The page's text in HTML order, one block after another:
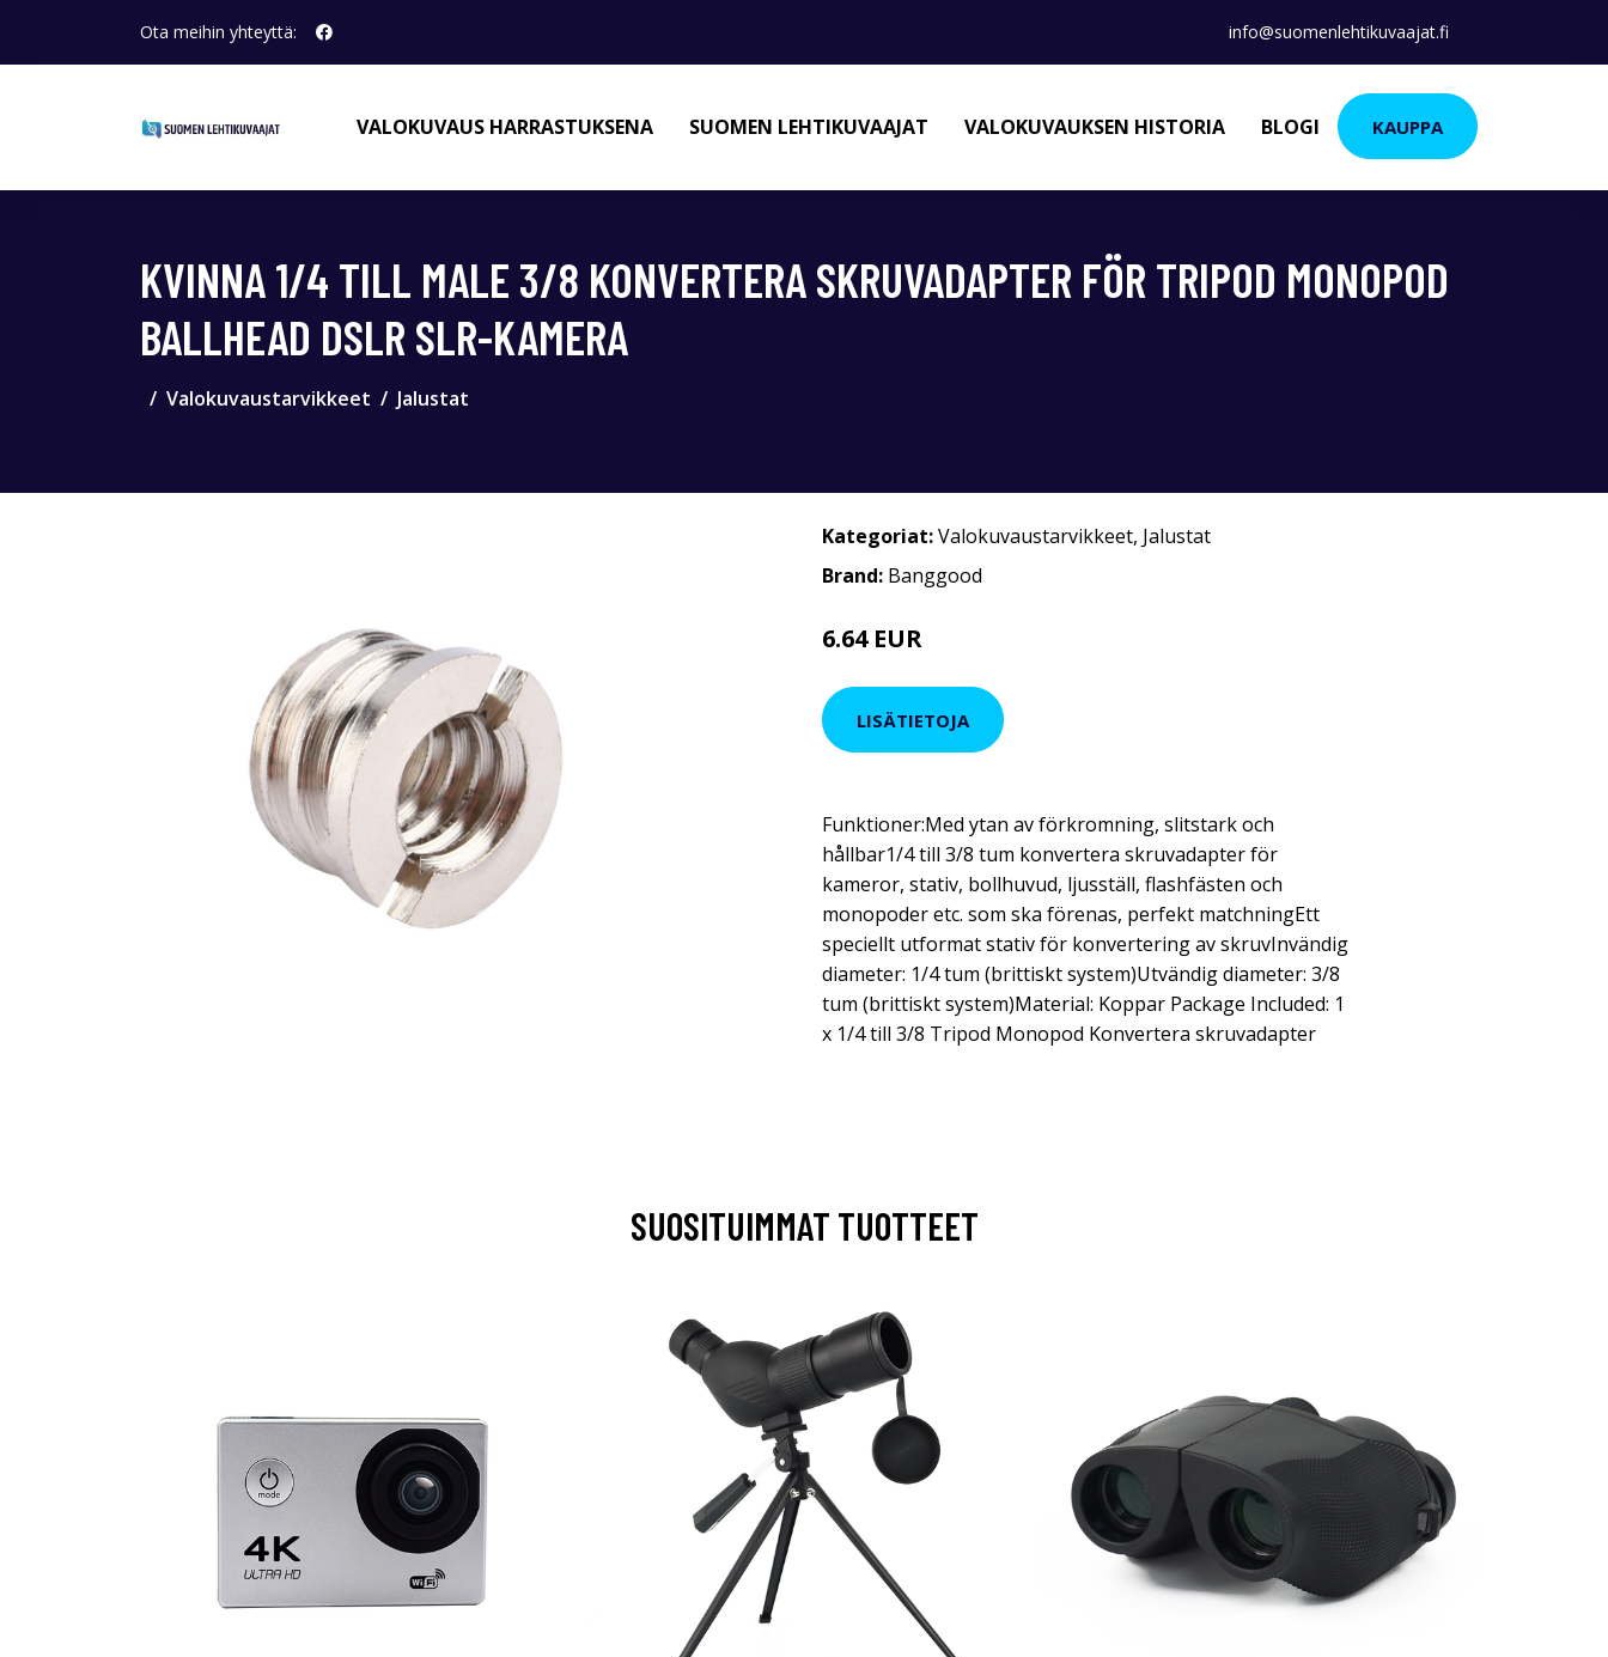
Ota meihin yhteyttä: info@suomenlehtikuvaajat.fi
VALOKUVAUS HARRASTUKSENA SUOMEN LEHTIKUVAAJAT VALOKUVAUKSEN HISTORIA BLOGI KAUPPA
KVINNA 1/4 TILL MALE 3/8 KONVERTERA SKRUVADAPTER FÖR TRIPOD MONOPOD
BALLHEAD DSLR SLR-KAMERA
Valokuvaustarvikkeet Jalustat
Kategoriat:Valokuvaustarvikkeet, Jalustat
Brand: Banggood
6.64 EUR
LISÄTIETOJA
Funktioner:Med ytan av förkromning, slitstark och
hållbar1/4 till 3/8 tum konvertera skruvadapter för
kameror, stativ, bollhuvud, ljusställ, flashfästen och
monopoder etc. som ska förenas, perfekt matchningEtt
speciellt utformat stativ för konvertering av skruvInvändig
diameter: 1/4 tum (brittiskt system)Utvändig diameter: 3/8
tum (brittiskt system)Material: Koppar Package Included: 1
x 1/4 till 3/8 Tripod Monopod Konvertera skruvadapter
SUOSITUIMMAT TUOTTEET